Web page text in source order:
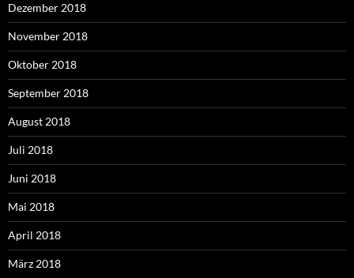
Dezember 2018
November 2018
Oktober 2018
September 2018
August 2018
Juli 2018
Juni 2018
Mai 2018
April 2018
März 2018